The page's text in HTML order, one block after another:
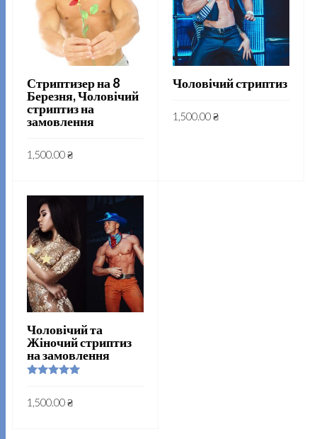
Стриптизер на 8
Березня, Чоловічий
стриптиз на
замовлення
1,500.00₴
Чоловічий стриптиз
1,500.00₴
Чоловічий та
Жіночий стриптиз
на замовлення
1,500.00₴